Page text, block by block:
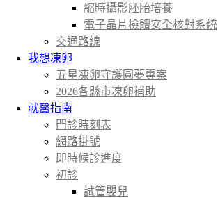
縮時攝影胚胎培養
電子晶片檢體安全核對系統
交通路線
我想凍卵
五星凍卵守護圓夢專案
2026各縣市凍卵補助
就醫指南
門診時刻表
網路掛號
即時候診進度
初診
試管嬰兒